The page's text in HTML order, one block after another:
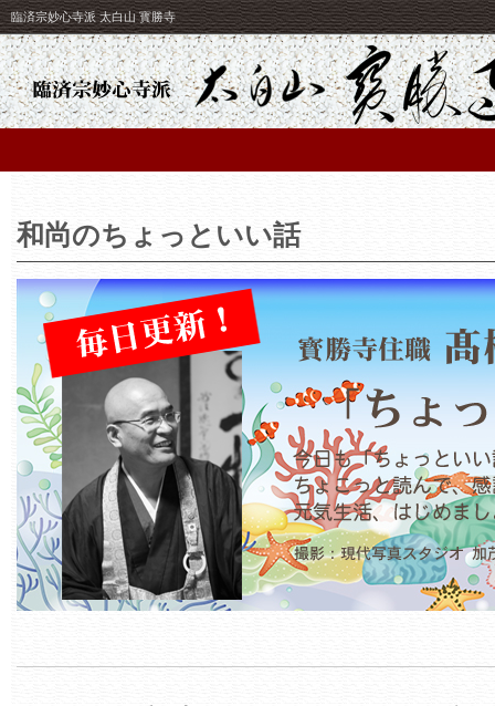
臨済宗妙心寺派 太白山 寳勝寺
和尚のちょっといい話